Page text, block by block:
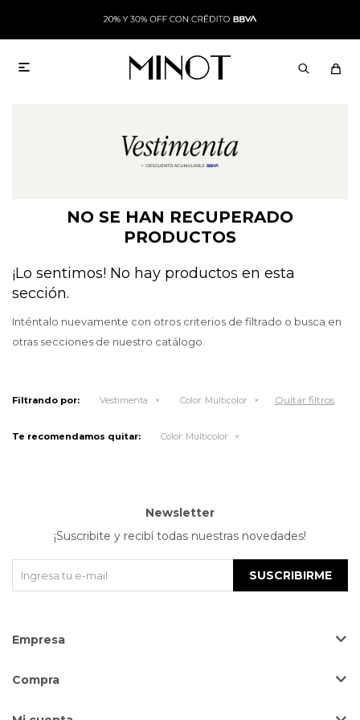

NO SE HAN RECUPERADO
PRODUCTOS
¡Lo sentimos! No hay productos en esta
sección.
Inténtalo nuevamente con otros criterios de filtrado o busca en
otras secciones de nuestro catálogo.
Filtrando por: Vestimenta Color: Multicolor Quitar filtros
Te recomendamos quitar: Color: Multicolor
Empresa
Compra
Newsletter
¡Suscribite y recibí todas nuestras novedades!
SUSCRIBIRME